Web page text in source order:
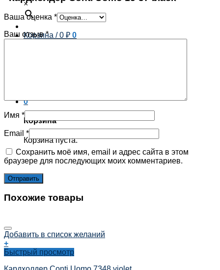
×
Корзина /0 ₽ 0
0
Корзина
Корзина пуста.
Ваша оценка *
Ваш отзыв*
Имя *
Email *
Сохранить моё имя, email и адрес сайта в этом
браузере для последующих моих комментариев.
Похожие товары
Добавить в список желаний
+
Быстрый просмотр